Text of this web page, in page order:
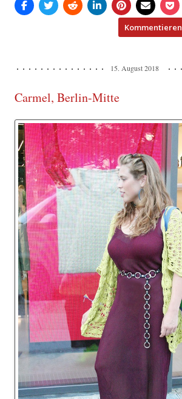
Kommentieren
15. August 2018
Carmel, Berlin-Mitte